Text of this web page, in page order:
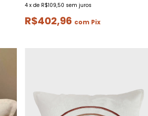
4 x de R$109,50 sem juros
R$402,96 com Pix